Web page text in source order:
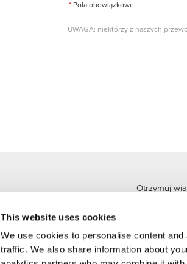
This website uses cookies
We use cookies to personalise content
traffic. We also share information about
* Pola obowiązkowe
UWAGA: niektórzy z naszych
Otrzymuj